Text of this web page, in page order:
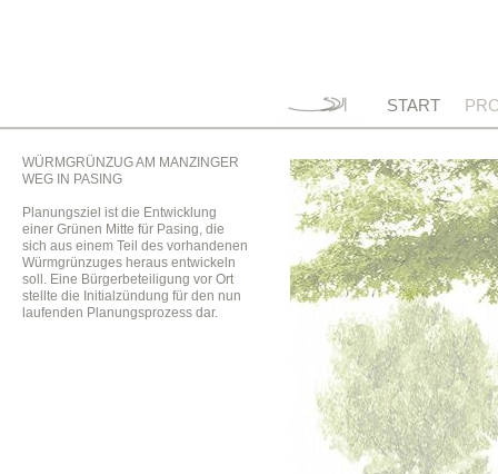
START
WÜRMGRÜNZUG AM MANZINGER
WEG IN PASING
Planungsziel ist die Entwicklung
einer Grünen Mitte für Pasing, die
sich aus einem Teil des vorhandenen
Würmgrünzuges heraus entwickeln
soll. Eine Bürgerbeteiligung vor Ort
stellte die Initialzündung für den nun
laufenden Planungsprozess dar.